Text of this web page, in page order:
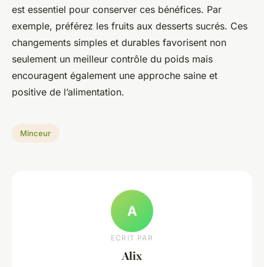
est essentiel pour conserver ces bénéfices. Par
exemple, préférez les fruits aux desserts sucrés. Ces
changements simples et durables favorisent non
seulement un meilleur contrôle du poids mais
encouragent également une approche saine et
positive de l’alimentation.
Minceur
A
ECRIT PAR
Alix